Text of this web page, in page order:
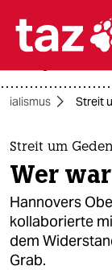
themen
politik
öko
gesellschaft
Streit
Streit um
Wer
Hannovers
kollaborierte
dem
Grab.